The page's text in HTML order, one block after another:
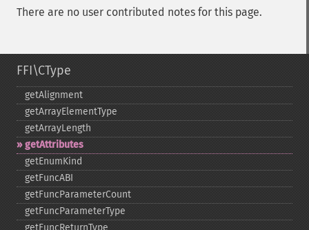
There are no user contributed notes for this page.
FFI\CType
getAlignment
getArrayElementType
getArrayLength
getAttributes
getEnumKind
getFuncABI
getFuncParameterCount
getFuncParameterType
getFuncReturnType